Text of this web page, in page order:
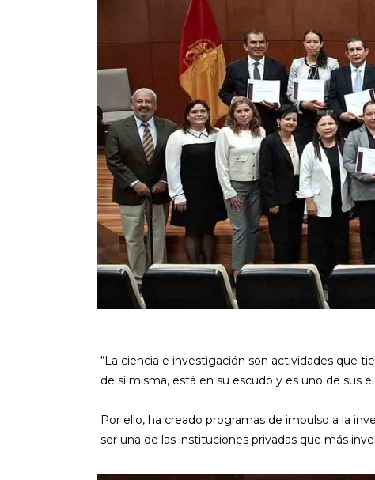
“La ciencia e investigación son actividades que
de sí misma, está en su escudo y es uno de sus
Por ello, ha creado programas de impulso a la
ser una de las instituciones privadas que más